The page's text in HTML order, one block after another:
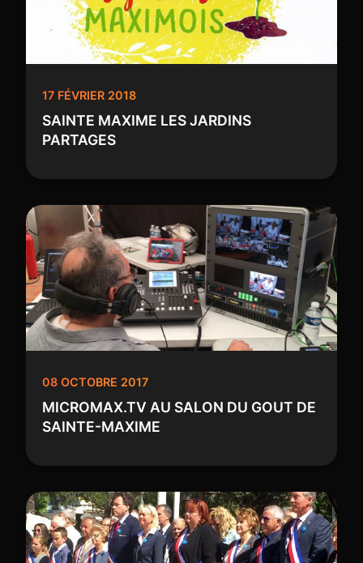
17 FÉVRIER 2018
SAINTE MAXIME LES JARDINS
PARTAGES
08 OCTOBRE 2017
MICROMAX.TV AU SALON DU GOUT DE
SAINTE-MAXIME